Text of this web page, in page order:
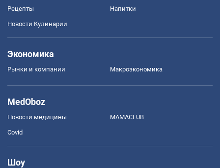
Рецепты Напитки
Новости Кулинарии
Экономика
Рынки и компании Mакроэкономика
MedOboz
Новости медицины MAMACLUB
Covid
Шоу